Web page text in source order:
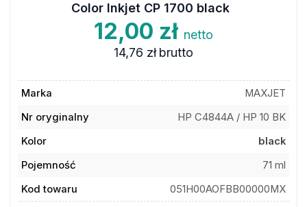
Color Inkjet CP 1700 black
12,00 zł netto
14,76 zł brutto
Marka
MAXJET
Nr oryginalny
HP C4844A / HP 10 BK
Kolor
black
Pojemność
71 ml
Kod towaru
051H00AOFBB00000MX